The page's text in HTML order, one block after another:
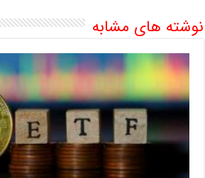
نوشته های مشابه